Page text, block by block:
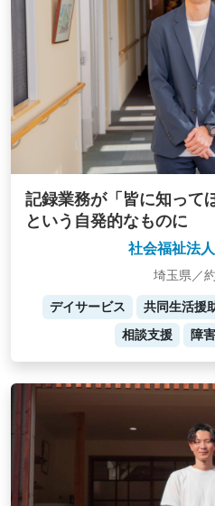
記録業務が「皆に知って
という自発的なものに
社会福祉法
埼玉県／
デイサービス 共同生活援
相談支援
障